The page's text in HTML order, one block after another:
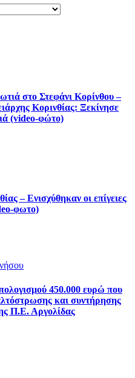
στο Στεφάνι Κορίνθου –
Κορινθίας: Ξεκίνησε
(video-φώτο)
– Ενισχύθηκαν οι επίγειες
φωτο)
450.000 ευρώ που
και συντήρησης
Π.Ε. Αργολίδας